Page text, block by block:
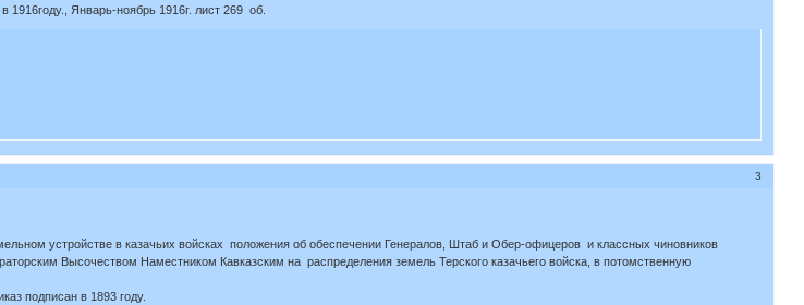
Январь-ноябрь 1916г. лист 269 об.
3
устройстве в казачьих войсках положения об обеспечении Генералов, Штаб и Обер-офицеров и классных чиновников
Высочеством Наместником Кавказским на распределения земель Терского казачьего войска, в потомственную
подписан в 1893 году.